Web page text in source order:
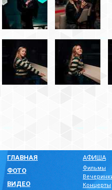
ГЛАВНАЯ
ФОТО
ВИДЕО
АФИША
Фильмы
Концерты